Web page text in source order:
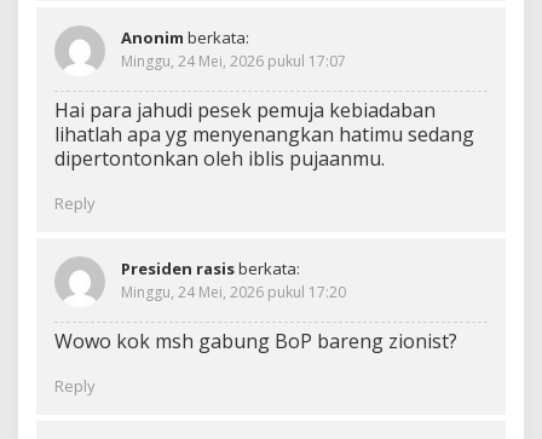
Anonim berkata:
Minggu, 24 Mei, 2026 pukul 17:07
Hai para jahudi pesek pemuja kebiadaban
lihatlah apa yg menyenangkan hatimu sedang
dipertontonkan oleh iblis pujaanmu.
Reply
Presiden rasisberkata:
Minggu, 24 Mei, 2026 pukul 17:20
Wowo kok msh gabung BoP bareng zionist?
Reply